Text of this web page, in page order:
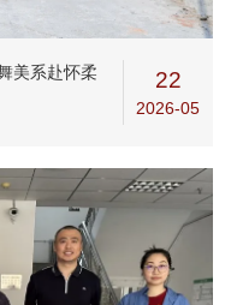
美系赴怀柔
22
2026-05